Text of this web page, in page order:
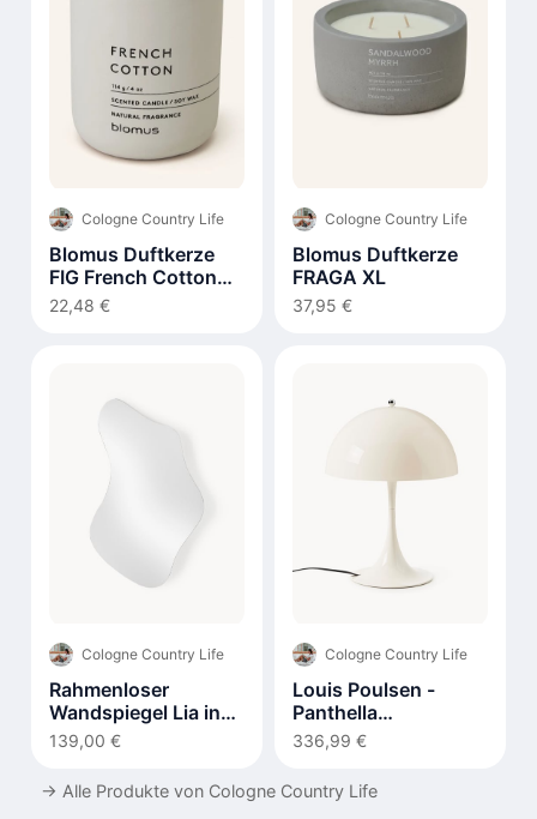
Cologne Country Life
Blomus Duftkerze
FIG French Cotton
290g
22,48 €
Cologne Country Life
Blomus Duftkerze
FRAGA XL
37,95 €
Cologne Country Life
Rahmenloser
Wandspiegel Lia in
organischer Form
139,00 €
Cologne Country Life
Louis Poulsen -
Panthella
Tischleuchte 320
336,99 €
→ Alle Produkte von Cologne Country Life